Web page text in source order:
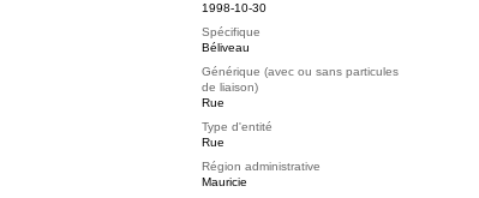
1998-10-30
Spécifique
Béliveau
Générique (avec ou sans particules
de liaison)
Rue
Type d'entité
Rue
Région administrative
Mauricie